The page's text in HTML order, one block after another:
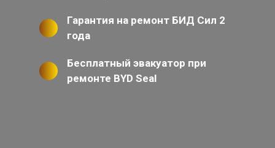
Гарантия на ремонт БИД Сил 2
года
Бесплатный эвакуатор при
ремонте BYD Seal